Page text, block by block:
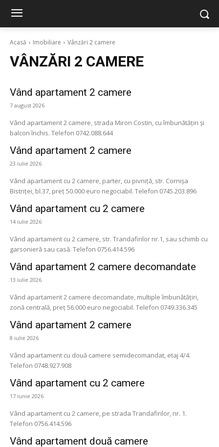
Acasă Imobiliare Vânzări 2 camere
VÂNZĂRI 2 CAMERE
Vând apartament 2 camere
7 august 2026
Vând apartament 2 camere, strada Miron Costin, cu îmbunătățiri și
balcon închis. Telefon 0742.088.644
Vând apartament 2 camere
23 iulie 2026
Vând apartament cu 2 camere, parter, cu pivniță, str. Cornișa
Bistriței, bl.37, preț 50.000 euro negociabil. Telefon 0745.203.896
Vând apartament cu 2 camere
14 iulie 2026
Vând apartament cu 2 camere, str. Trandafirilor nr.1, sau schimb cu
garsonieră sau casă. Telefon 0756.414.596
Vând apartament 2 camere decomandate
13 iulie 2026
Vând apartament 2 camere decomandate, multiple îmbunătățiri,
zonă centrală, preț 56.000 euro negociabil. Telefon 0749.336.345
Vând apartament 2 camere
8 iulie 2026
Vând apartament cu două camere semidecomandat, etaj 4/4.
Telefon 0748.927.908
Vând apartament cu 2 camere
17 iunie 2026
Vând apartament cu 2 camere, pe strada Trandafirilor, nr. 1.
Telefon 0756.414.596
Vând apartament două camere